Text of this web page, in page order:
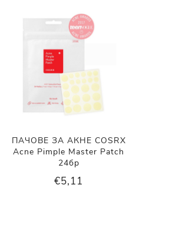
ПАЧОВЕ ЗА АКНЕ COSRX
Acne Pimple Master Patch
24бр
€5,11